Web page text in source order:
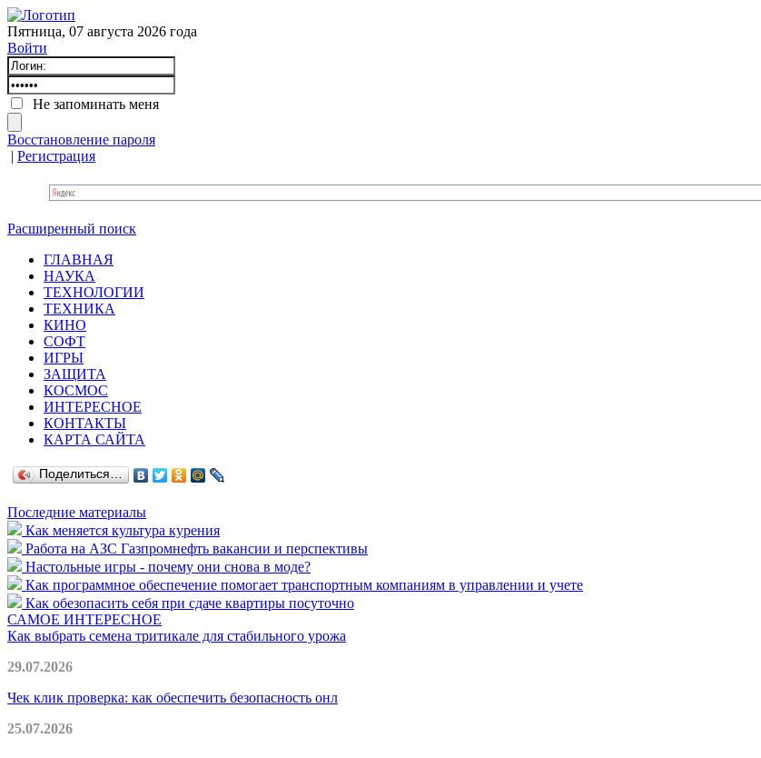
Пятница, 07 августа 2026 года
Войти
Не запоминать меня
Восстановление пароля
| Регистрация
Расширенный поиск
ГЛАВНАЯ
НАУКА
ТЕХНОЛОГИИ
ТЕХНИКА
КИНО
СОФТ
ИГРЫ
ЗАЩИТА
КОСМОС
ИНТЕРЕСНОЕ
КОНТАКТЫ
КАРТА САЙТА
Поделиться…
Последние материалы
Как меняется культура курения
Работа на АЗС Газпромнефть вакансии и перспективы
Настольные игры - почему они снова в моде?
Как программное обеспечение помогает транспортным компаниям в управлении и учете
Как обезопасить себя при сдаче квартиры посуточно
САМОЕ ИНТЕРЕСНОЕ
Как выбрать семена тритикале для стабильного урожа
29.07.2026
Чек клик проверка: как обеспечить безопасность онл
25.07.2026